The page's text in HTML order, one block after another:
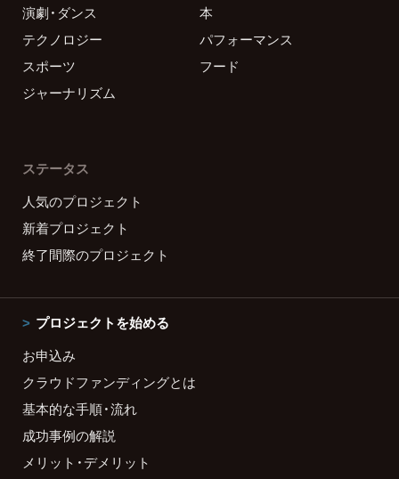
演劇・ダンス
本
テクノロジー
パフォーマンス
スポーツ
フード
ジャーナリズム
ステータス
人気のプロジェクト
新着プロジェクト
終了間際のプロジェクト
プロジェクトを始める
お申込み
クラウドファンディングとは
基本的な手順・流れ
成功事例の解説
メリット・デメリット